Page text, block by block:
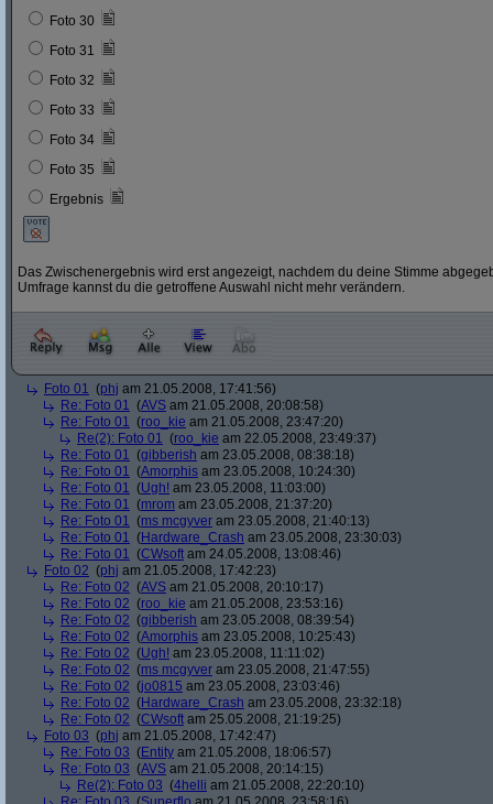
Foto 30
Foto 31
Foto 32
Foto 33
Foto 34
Foto 35
Ergebnis
Das Zwischenergebnis wird erst angezeigt, nachdem du deine Stimme
Umfrage kannst du die getroffene Auswahl nicht mehr verändern.
Foto 01 (phj am 21.05.2008, 17:41:56)
Re: Foto 01 (AVS am 21.05.2008, 20:08:58)
Re: Foto 01 (roo_kie am 21.05.2008, 23:47:20)
Re(2): Foto 01 (roo_kie am 22.05.2008, 23:49:37)
Re: Foto 01 (gibberish am 23.05.2008, 08:38:18)
Re: Foto 01 (Amorphis am 23.05.2008, 10:24:30)
Re: Foto 01 (Ugh! am 23.05.2008, 11:03:00)
Re: Foto 01 (mrom am 23.05.2008, 21:37:20)
Re: Foto 01 (ms mcgyver am 23.05.2008, 21:40:13)
Re: Foto 01 (Hardware_Crash am 23.05.2008, 23:30:03)
Re: Foto 01 (CWsoft am 24.05.2008, 13:08:46)
Foto 02 (phj am 21.05.2008, 17:42:23)
Re: Foto 02 (AVS am 21.05.2008, 20:10:17)
Re: Foto 02 (roo_kie am 21.05.2008, 23:53:16)
Re: Foto 02 (gibberish am 23.05.2008, 08:39:54)
Re: Foto 02 (Amorphis am 23.05.2008, 10:25:43)
Re: Foto 02 (Ugh! am 23.05.2008, 11:11:02)
Re: Foto 02 (ms mcgyver am 23.05.2008, 21:47:55)
Re: Foto 02 (jo0815 am 23.05.2008, 23:03:46)
Re: Foto 02 (Hardware_Crash am 23.05.2008, 23:32:18)
Re: Foto 02 (CWsoft am 25.05.2008, 21:19:25)
Foto 03 (phj am 21.05.2008, 17:42:47)
Re: Foto 03 (Entity am 21.05.2008, 18:06:57)
Re: Foto 03 (AVS am 21.05.2008, 20:14:15)
Re(2): Foto 03 (4helli am 21.05.2008, 22:20:10)